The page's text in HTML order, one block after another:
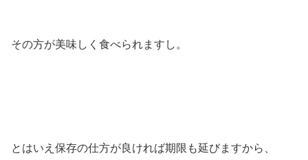
その方が美味しく食べられますし。
とはいえ保存の仕方が良ければ期限も延びますから、